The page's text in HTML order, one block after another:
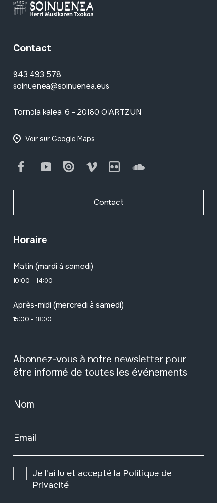
Contact
943 493 578
soinuenea@soinuenea.eus
Tornola kalea, 6 - 20180 OIARTZUN
Voir sur Google Maps
FacebookYoutube Issuu Vimeo Flickr SoundCloud
Contact
Horaire
Matin (mardi à samedi)
10:00 - 14:00
Après-midi (mercredi à samedi)
15:00 - 18:00
Abonnez-vous à notre newsletter pour
être informé de toutes les événements
Nom
Email
Je l'ai lu et accepté la Politique de
Privacité